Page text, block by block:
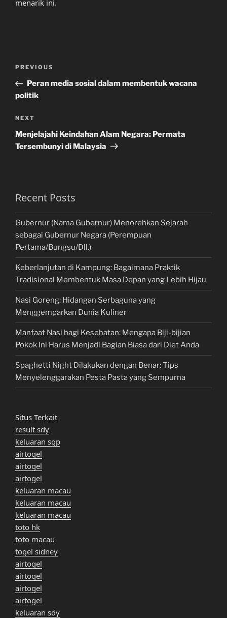
menarik ini.
Previous
Post
PREVIOUS
Peran media sosial dalam membentuk wacana
politik
Next
Post
NEXT
Menjelajahi Keindahan Alam Negara: Permata
Tersembunyi di Malaysia
Recent Posts
Gubernur (Nama Gubernur) Menorehkan Sejarah
sebagai Gubernur Negara (Perempuan
Pertama/Bungsu/Dll.)
Keberlanjutan di Kampung: Bagaimana Praktik
Tradisional Membentuk Masa Depan yang Lebih Hijau
Nasi Goreng: Hidangan Serbaguna yang
Menggemparkan Dunia Kuliner
Manfaat Nasi bagi Kesehatan: Mengapa Biji-bijian
Pokok Ini Harus Menjadi Bagian Biasa dari Diet Anda
Spaghetti Night Dilakukan dengan Benar: Tips
Menyelenggarakan Pesta Pasta yang Sempurna
Situs Terkait
result sdy
keluaran sgp
airtogel
airtogel
airtogel
keluaran macau
keluaran macau
keluaran macau
toto hk
toto macau
togel sidney
airtogel
airtogel
airtogel
airtogel
keluaran sdy